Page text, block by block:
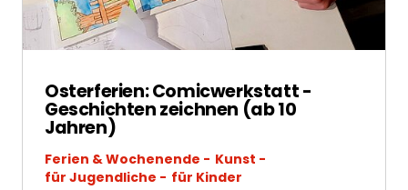
Osterferien: Comicwerkstatt -
Geschichten zeichnen (ab 10
Jahren)
Ferien & Wochenende
Kunst
für Jugendliche
für Kinder